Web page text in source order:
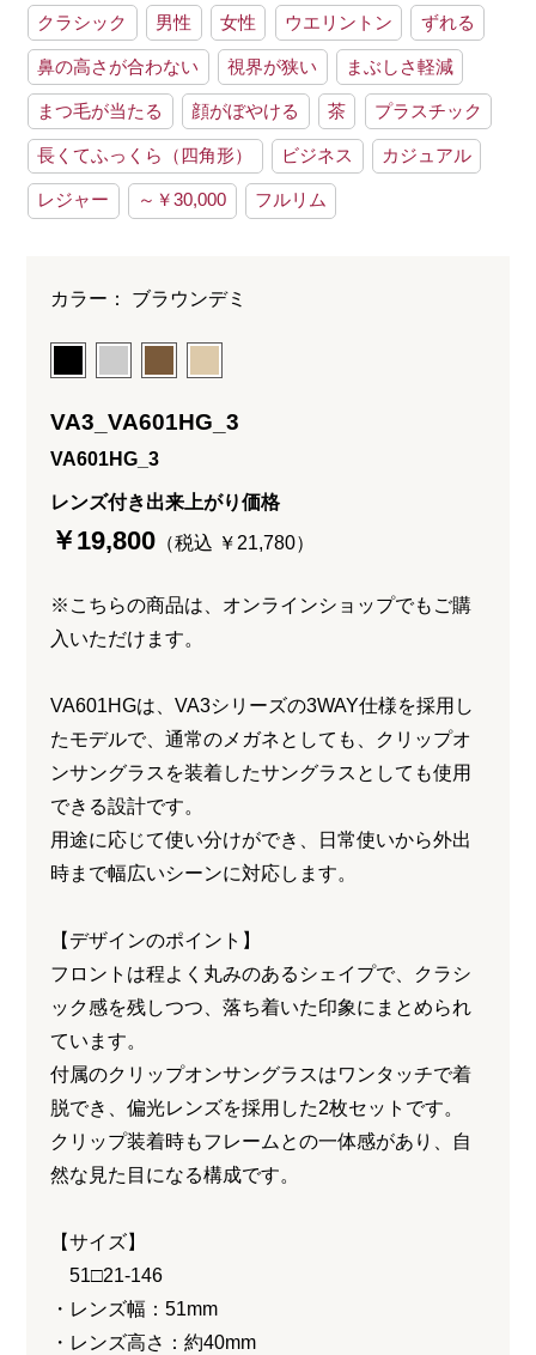
クラシック 男性 女性 ウエリントン ずれる
鼻の高さが合わない 視界が狭い まぶしさ軽減
まつ毛が当たる 顔がぼやける 茶 プラスチック
長くてふっくら（四角形） ビジネス カジュアル
レジャー ～￥30,000 フルリム
カラー： ブラウンデミ
VA3_VA601HG_3
VA601HG_3
レンズ付き出来上がり価格
￥19,800 （税込 ￥21,780）
※こちらの商品は、オンラインショップでもご購
入いただけます。
VA601HGは、VA3シリーズの3WAY仕様を採用し
たモデルで、通常のメガネとしても、クリップオ
ンサングラスを装着したサングラスとしても使用
できる設計です。
用途に応じて使い分けができ、日常使いから外出
時まで幅広いシーンに対応します。
【デザインのポイント】
フロントは程よく丸みのあるシェイプで、クラシ
ック感を残しつつ、落ち着いた印象にまとめられ
ています。
付属のクリップオンサングラスはワンタッチで着
脱でき、偏光レンズを採用した2枚セットです。
クリップ装着時もフレームとの一体感があり、自
然な見た目になる構成です。
【サイズ】
51□21-146
・レンズ幅：51mm
・レンズ高さ：約40mm